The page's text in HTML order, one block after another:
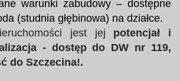
warunki zabudowy – dostępne
(studnia głębinowa) na działce.
jest jej potencjał i
- dostęp do DW nr 119,
do Szczecina!.